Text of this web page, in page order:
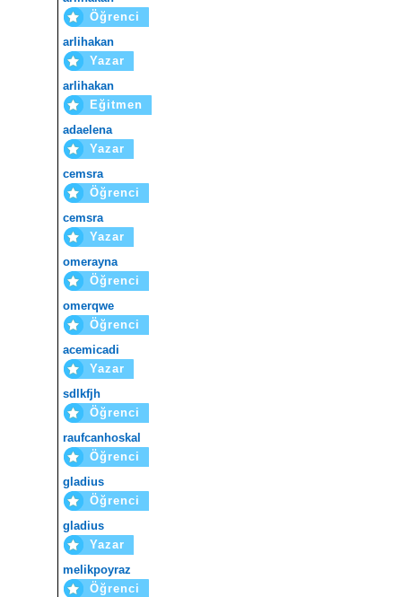
Öğrenci
arlihakan
Yazar
arlihakan
Eğitmen
adaelena
Yazar
cemsra
Öğrenci
cemsra
Yazar
omerayna
Öğrenci
omerqwe
Öğrenci
acemicadi
Yazar
sdlkfjh
Öğrenci
raufcanhoskal
Öğrenci
gladius
Öğrenci
gladius
Yazar
melikpoyraz
Öğrenci